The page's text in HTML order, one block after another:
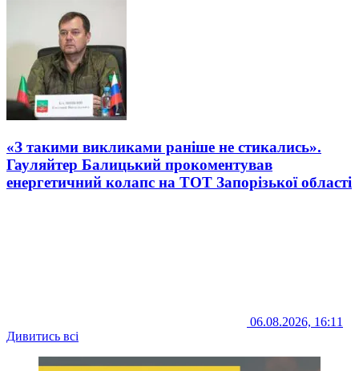
«З такими викликами раніше не стикались».
Гауляйтер Балицький прокоментував
енергетичний колапс на ТОТ Запорізької області
06.08.2026, 16:11
Дивитись всі